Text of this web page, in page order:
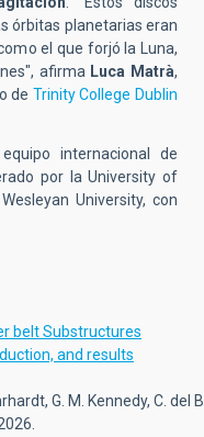
órbitas planetarias eran
el que forjó la Luna,
afirma Luca Matrà,
de Trinity College Dublin
internacional de
por la University of
University, con
belt Substructures
and results
G. M. Kennedy, C. del